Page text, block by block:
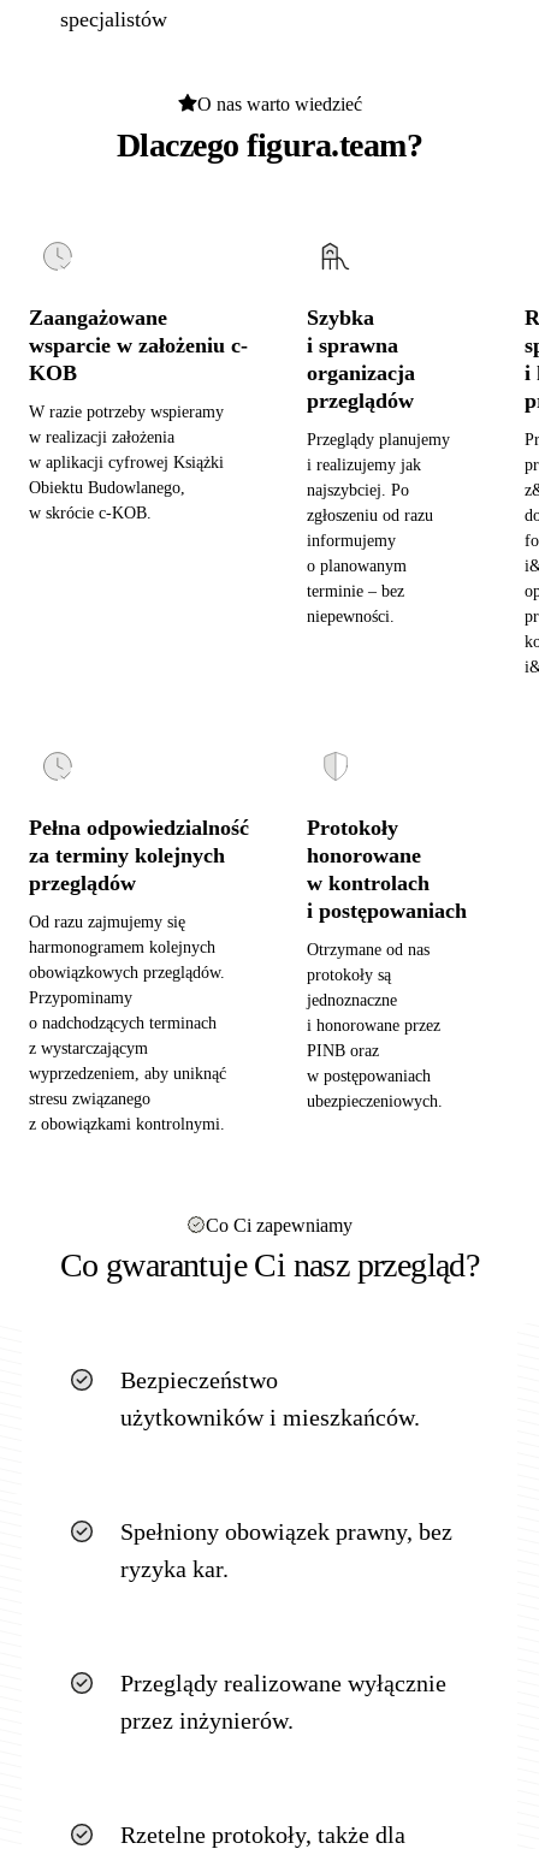
specjalistów
O nas warto wiedzieć
Dlaczego figura.team?
Zaangażowane
wsparcie w założeniu c-
KOB
W razie potrzeby wspieramy
w realizacji założenia
w aplikacji cyfrowej Książki
Obiektu Budowlanego,
w skrócie c-KOB.
Szybka
i sprawna
organizacja
przeglądów
Przeglądy planujemy
i realizujemy jak
najszybciej. Po
zgłoszeniu od razu
informujemy
o planowanym
terminie – bez
niepewności.
i
Pełna odpowiedzialność
za terminy kolejnych
przeglądów
Od razu zajmujemy się
harmonogramem kolejnych
obowiązkowych przeglądów.
Przypominamy
o nadchodzących terminach
z wystarczającym
wyprzedzeniem, aby uniknąć
stresu związanego
z obowiązkami kontrolnymi.
Protokoły
honorowane
w kontrolach
i postępowaniach
Otrzymane od nas
protokoły są
jednoznaczne
i honorowane przez
PINB oraz
w postępowaniach
ubezpieczeniowych.
Co Ci zapewniamy
Co gwarantuje Ci nasz przegląd?
Bezpieczeństwo
użytkowników i mieszkańców.
Spełniony obowiązek prawny, bez
ryzyka kar.
Przeglądy realizowane wyłącznie
przez inżynierów.
Rzetelne protokoły, także dla